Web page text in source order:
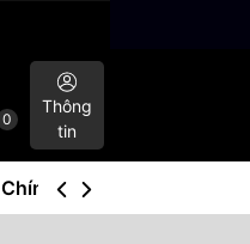
0
Thông
tin
Chính sách mua lại